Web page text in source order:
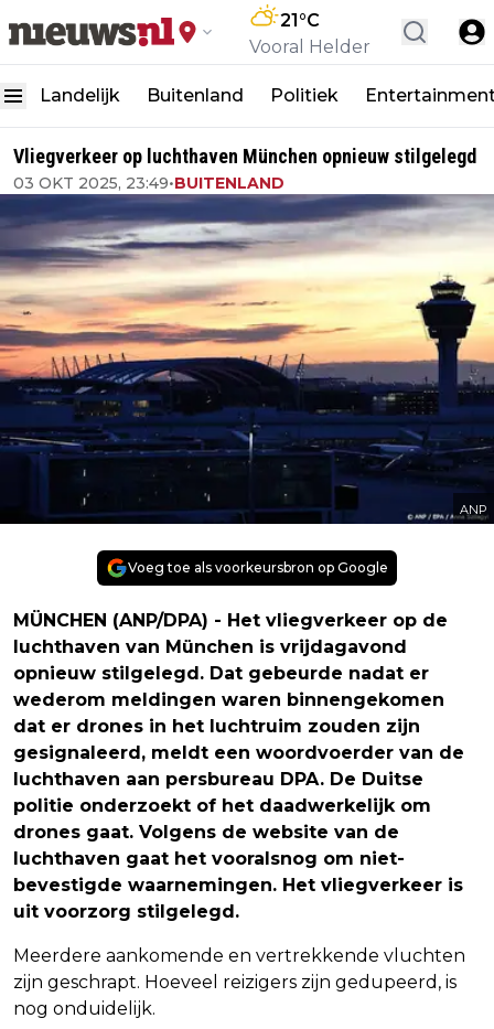
21°C
Vooral Helder
Landelijk Buitenland Politiek
Vliegverkeer op luchthaven München opnieuw stilgelegd
03 OKT 2025, 23:49•BUITENLAND
ANP
Voeg toe als voorkeursbron op Google
MÜNCHEN (ANP/DPA) - Het vliegverkeer op de
luchthaven van München is vrijdagavond
opnieuw stilgelegd. Dat gebeurde nadat er
wederom meldingen waren binnengekomen
dat er drones in het luchtruim zouden zijn
gesignaleerd, meldt een woordvoerder van de
luchthaven aan persbureau DPA. De Duitse
politie onderzoekt of het daadwerkelijk om
drones gaat. Volgens de website van de
luchthaven gaat het vooralsnog om niet-
bevestigde waarnemingen. Het vliegverkeer is
uit voorzorg stilgelegd.
Meerdere aankomende en vertrekkende vluchten
zijn geschrapt. Hoeveel reizigers zijn gedupeerd, is
nog onduidelijk.